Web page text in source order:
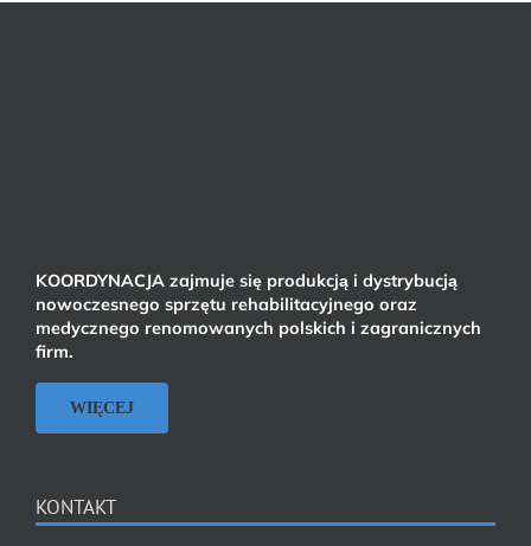
KOORDYNACJA zajmuje się produkcją i dystrybucją
nowoczesnego sprzętu rehabilitacyjnego oraz
medycznego renomowanych polskich i zagranicznych
firm.
WIĘCEJ
KONTAKT